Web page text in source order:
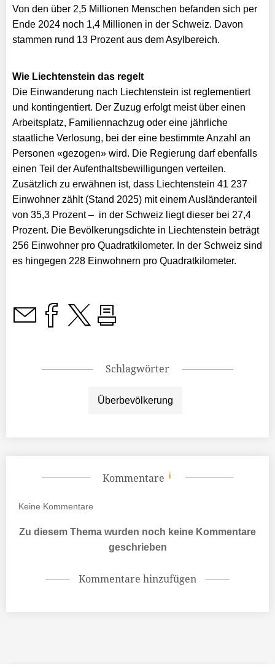
Von den über 2,5 Millionen Menschen befanden sich per
Ende 2024 noch 1,4 Millionen in der Schweiz. Davon
stammen rund 13 Prozent aus dem Asylbereich.
Wie Liechtenstein das regelt
Die Einwanderung nach Liechtenstein ist reglementiert
und kontingentiert. Der Zuzug erfolgt meist über einen
Arbeitsplatz, Familiennachzug oder eine jährliche
staatliche Verlosung, bei der eine bestimmte Anzahl an
Personen «gezogen» wird. Die Regierung darf ebenfalls
einen Teil der Aufenthaltsbewilligungen verteilen.
Zusätzlich zu erwähnen ist, dass Liechtenstein 41 237
Einwohner zählt (Stand 2025) mit einem Ausländeranteil
von 35,3 Prozent – in der Schweiz liegt dieser bei 27,4
Prozent. Die Bevölkerungsdichte in Liechtenstein beträgt
256 Einwohner pro Quadratkilometer. In der Schweiz sind
es hingegen 228 Einwohnern pro Quadratkilometer.
Schlagwörter
Überbevölkerung
Kommentare
Keine Kommentare
Zu diesem Thema wurden noch keine Kommentare
geschrieben
Kommentare hinzufügen